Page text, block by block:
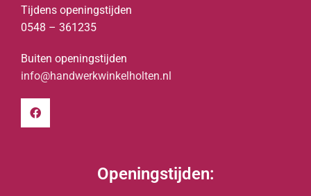
Tijdens openingstijden
0548 – 361235
Buiten openingstijden
info@handwerkwinkelholten.nl
Openingstijden: